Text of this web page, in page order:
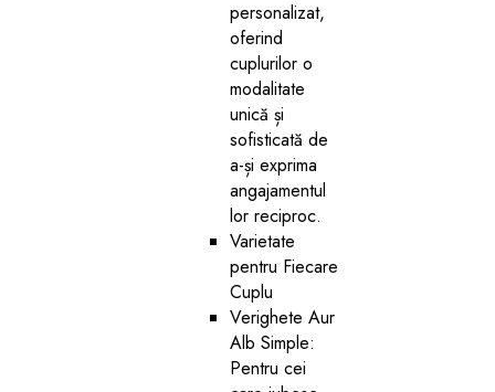
personalizat,
oferind
cuplurilor o
modalitate
unică și
sofisticată de
a-și exprima
angajamentul
lor reciproc.
Varietate
pentru Fiecare
Cuplu
Verighete Aur
Alb Simple:
Pentru cei